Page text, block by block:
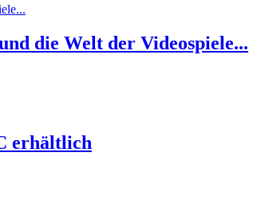
die Welt der Videospiele...
erhältlich